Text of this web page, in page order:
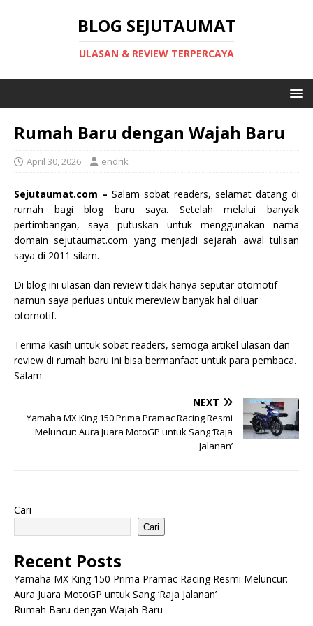
BLOG SEJUTAUMAT
ULASAN & REVIEW TERPERCAYA
Rumah Baru dengan Wajah Baru
April 30, 2026 endrik
Sejutaumat.com – Salam sobat readers, selamat datang di
rumah bagi blog baru saya. Setelah melalui banyak
pertimbangan, saya putuskan untuk menggunakan nama
domain sejutaumat.com yang menjadi sejarah awal tulisan
saya di 2011 silam.
Di blog ini ulasan dan review tidak hanya seputar otomotif
namun saya perluas untuk mereview banyak hal diluar
otomotif.
Terima kasih untuk sobat readers, semoga artikel ulasan dan
review di rumah baru ini bisa bermanfaat untuk para pembaca.
Salam.
NEXT
Yamaha MX King 150 Prima Pramac Racing Resmi
Meluncur: Aura Juara MotoGP untuk Sang ‘Raja
Jalanan’
Cari
Cari
Recent Posts
Yamaha MX King 150 Prima Pramac Racing Resmi Meluncur:
Aura Juara MotoGP untuk Sang ‘Raja Jalanan’
Rumah Baru dengan Wajah Baru